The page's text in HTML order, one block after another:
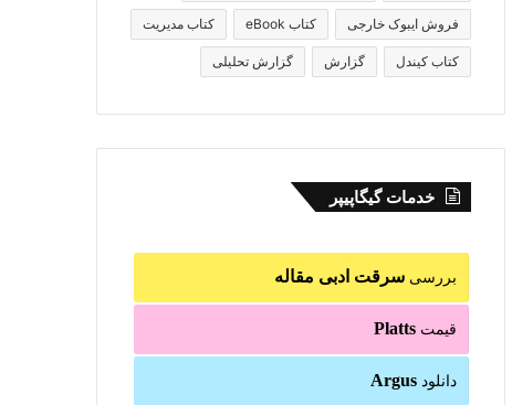
فروش ایبوک خارجی کتاب eBook کتاب مدیریت
کتاب کیندل گزارش گزارش تحلیلی
خدمات گیگاپیپر
بررسیسرقت ادبی مقاله
قیمتPlatts
دانلودArgus